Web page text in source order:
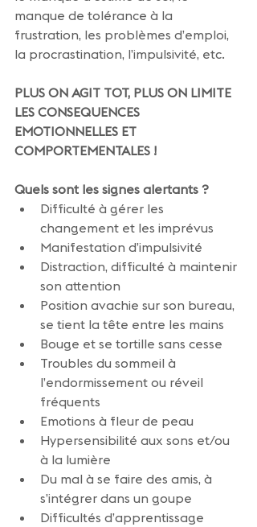
manque de tolérance à la
frustration, les problèmes d’emploi,
la procrastination, l’impulsivité, etc.
PLUS ON AGIT TOT, PLUS ON LIMITE
LES CONSEQUENCES
EMOTIONNELLES ET
COMPORTEMENTALES !
Quels sont les signes alertants ?
Difficulté à gérer les
changement et les imprévus
Manifestation d’impulsivité
Distraction, difficulté à maintenir
son attention
Position avachie sur son bureau,
se tient la tête entre les mains
Bouge et se tortille sans cesse
Troubles du sommeil à
l’endormissement ou réveil
fréquents
Emotions à fleur de peau
Hypersensibilité aux sons et/ou
à la lumière
Du mal à se faire des amis, à
s’intégrer dans un goupe
Difficultés d’apprentissage